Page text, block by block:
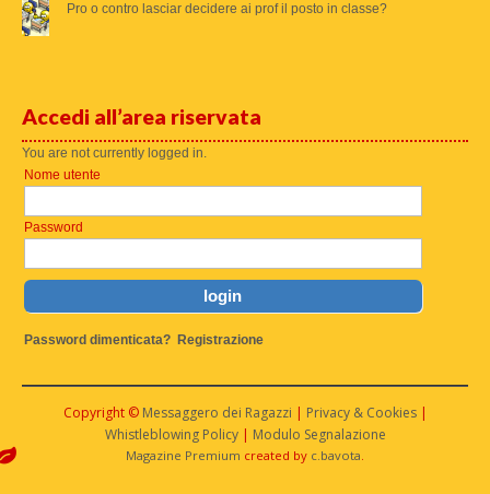
Pro o contro lasciar decidere ai prof il posto in classe?
Accedi all’area riservata
You are not currently logged in.
Nome utente
Password
Password dimenticata? Registrazione
Copyright © Messaggero dei Ragazzi | Privacy & Cookies|
Whistleblowing Policy| Modulo Segnalazione
Magazine Premium created by c.bavota.